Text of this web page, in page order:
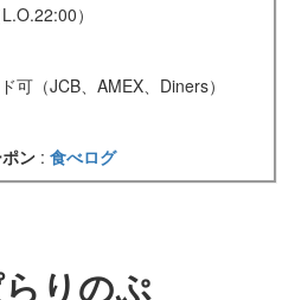
）
可（JCB、AMEX、Diners）
ン : 食べログ
りのぷ